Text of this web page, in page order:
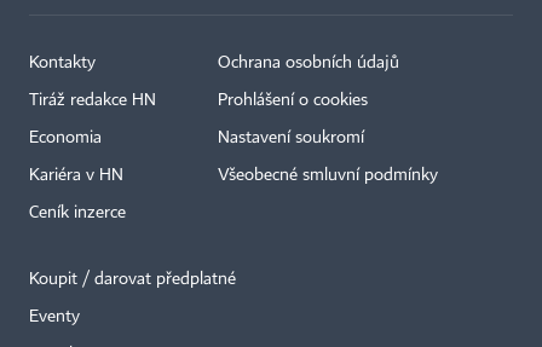
Kontakty
Tiráž redakce HN
Economia
Kariéra v HN
Ceník inzerce
Ochrana osobních údajů
Prohlášení o cookies
Nastavení soukromí
Všeobecné smluvní podmínky
Koupit / darovat předplatné
Eventy